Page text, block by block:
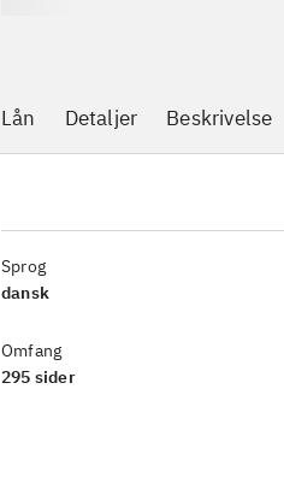
Lån Detaljer Beskrivelse
Sprog
dansk
Omfang
295 sider